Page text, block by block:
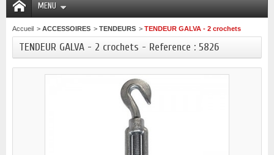
MENU
Accueil > ACCESSOIRES > TENDEURS > TENDEUR GALVA - 2 crochets
TENDEUR GALVA - 2 crochets - Reference : 5826